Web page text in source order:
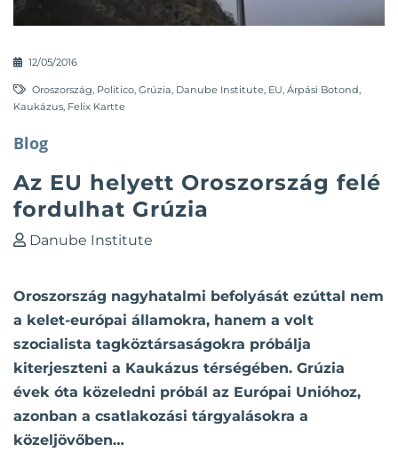
12/05/2016
Oroszország, Politico, Grúzia, Danube Institute, EU, Árpási Botond,
Kaukázus, Felix Kartte
Blog
Az EU helyett Oroszország felé
fordulhat Grúzia
Danube Institute
Oroszország nagyhatalmi befolyását ezúttal nem
a kelet-európai államokra, hanem a volt
szocialista tagköztársaságokra próbálja
kiterjeszteni a Kaukázus térségében. Grúzia
évek óta közeledni próbál az Európai Unióhoz,
azonban a csatlakozási tárgyalásokra a
közeljövőben…